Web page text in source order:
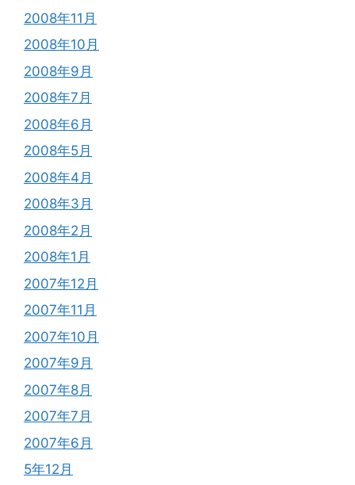
2008年11月
2008年10月
2008年9月
2008年7月
2008年6月
2008年5月
2008年4月
2008年3月
2008年2月
2008年1月
2007年12月
2007年11月
2007年10月
2007年9月
2007年8月
2007年7月
2007年6月
5年12月